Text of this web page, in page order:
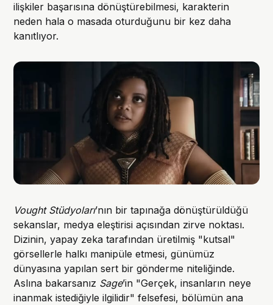
ilişkiler başarısına dönüştürebilmesi, karakterin
neden hala o masada oturduğunu bir kez daha
kanıtlıyor.
Vought Stüdyoları’nın bir tapınağa dönüştürüldüğü
sekanslar, medya eleştirisi açısından zirve noktası.
Dizinin, yapay zeka tarafından üretilmiş "kutsal"
görsellerle halkı manipüle etmesi, günümüz
dünyasına yapılan sert bir gönderme niteliğinde.
Aslına bakarsanız Sage’in "Gerçek, insanların neye
inanmak istediğiyle ilgilidir" felsefesi, bölümün ana